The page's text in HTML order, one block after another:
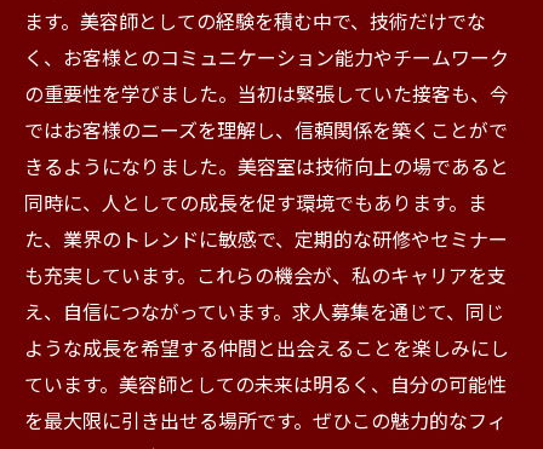
ます。美容師としての経験を積む中で、技術だけでな
く、お客様とのコミュニケーション能力やチームワーク
の重要性を学びました。当初は緊張していた接客も、今
ではお客様のニーズを理解し、信頼関係を築くことがで
きるようになりました。美容室は技術向上の場であると
同時に、人としての成長を促す環境でもあります。ま
た、業界のトレンドに敏感で、定期的な研修やセミナー
も充実しています。これらの機会が、私のキャリアを支
え、自信につながっています。求人募集を通じて、同じ
ような成長を希望する仲間と出会えることを楽しみにし
ています。美容師としての未来は明るく、自分の可能性
を最大限に引き出せる場所です。ぜひこの魅力的なフィ